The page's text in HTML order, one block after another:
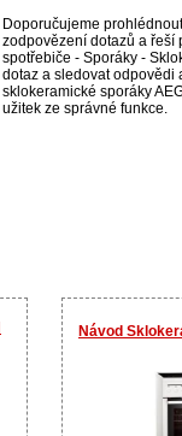
Doporučujeme
zodpovězení dotazů a řeší
spotřebiče - Sporáky -
dotaz a sledovat odpovědi
sklokeramické sporáky
užitek ze správné funkce.
Návod